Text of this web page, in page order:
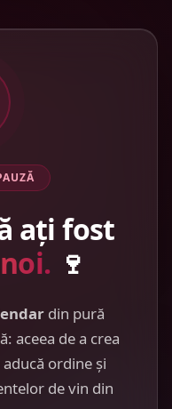
ați fost
🍷
din pură
aceea de a crea
ordine și
de vin din